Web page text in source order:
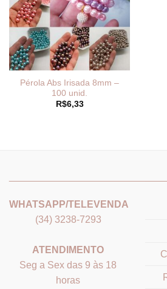
Pérola Abs Irisada 8mm –
100 unid.
R$6,33
WHATSAPP/TELEVENDA
(34) 3238-7293
ATENDIMENTO
Seg a Sex das 9 às 18
horas